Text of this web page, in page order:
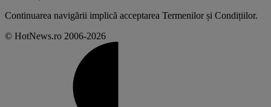
Continuarea navigării implică acceptarea Termenilor și Condițiilor.
© HotNews.ro 2006-2026